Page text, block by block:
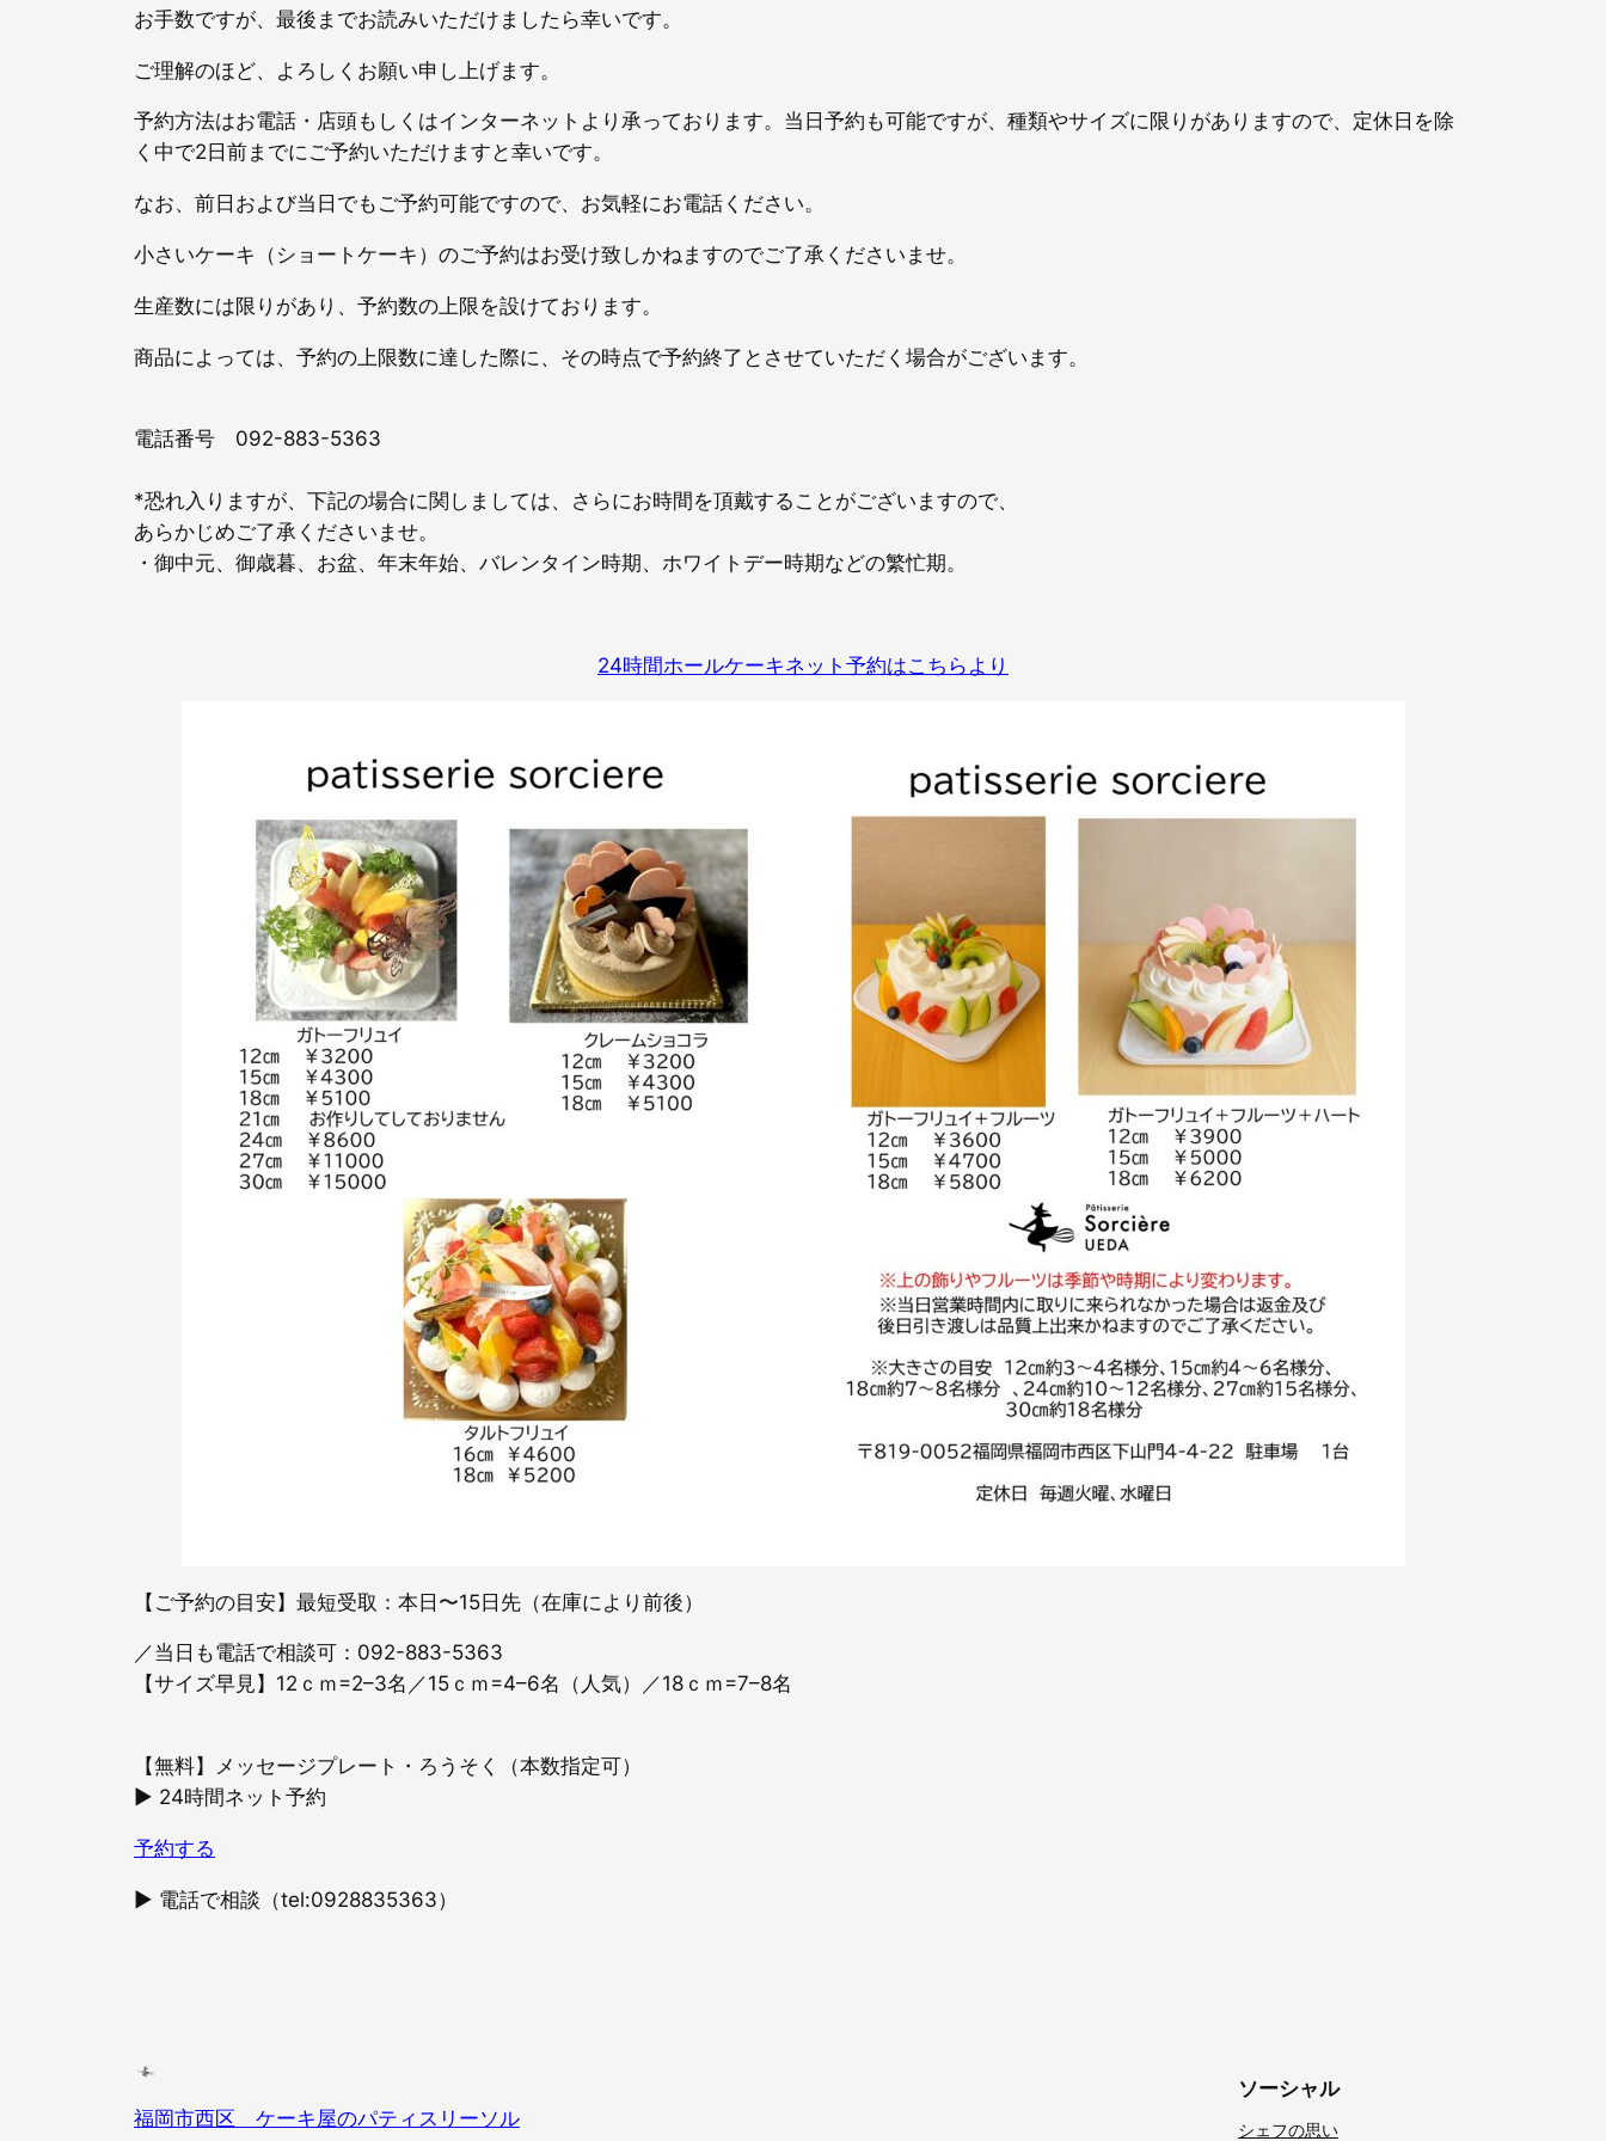
お手数ですが、最後までお読みいただけましたら幸いです。
ご理解のほど、よろしくお願い申し上げます。
予約方法はお電話・店頭もしくはインターネットより承っております。当日予約も可能ですが、種類やサイズに限りがありますので、定休日を除
く中で2日前までにご予約いただけますと幸いです。
なお、前日および当日でもご予約可能ですので、お気軽にお電話ください。
小さいケーキ（ショートケーキ）のご予約はお受け致しかねますのでご了承くださいませ。
生産数には限りがあり、予約数の上限を設けております。
商品によっては、予約の上限数に達した際に、その時点で予約終了とさせていただく場合がございます。
電話番号 092-883-5363
*恐れ入りますが、下記の場合に関しましては、さらにお時間を頂戴することがございますので、
あらかじめご了承くださいませ。
・御中元、御歳暮、お盆、年末年始、バレンタイン時期、ホワイトデー時期などの繁忙期。​
24時間ホールケーキネット予約はこちらより
【ご予約の目安】最短受取：本日〜15日先（在庫により前後）
／当日も電話で相談可：092-883-5363
【サイズ早見】12ｃｍ=2–3名／15ｃｍ=4–6名（人気）／18ｃｍ=7–8名
【無料】メッセージプレート・ろうそく（本数指定可）
▶ 24時間ネット予約
予約する
▶ 電話で相談（tel:0928835363）
福岡市西区 ケーキ屋のパティスリーソル
ソーシャル
シェフの思い